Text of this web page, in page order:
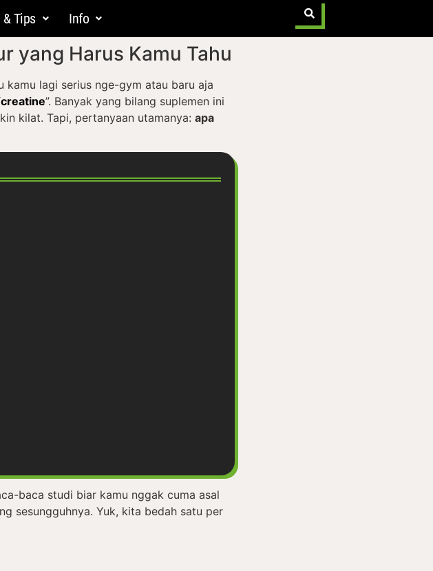
Tips Info
yang Harus Kamu Tahu
kamu lagi serius nge-gym atau baru aja
creatine”. Banyak yang bilang suplemen ini
kilat. Tapi, pertanyaan utamanya: apa
baca studi biar kamu nggak cuma asal
sesungguhnya. Yuk, kita bedah satu per